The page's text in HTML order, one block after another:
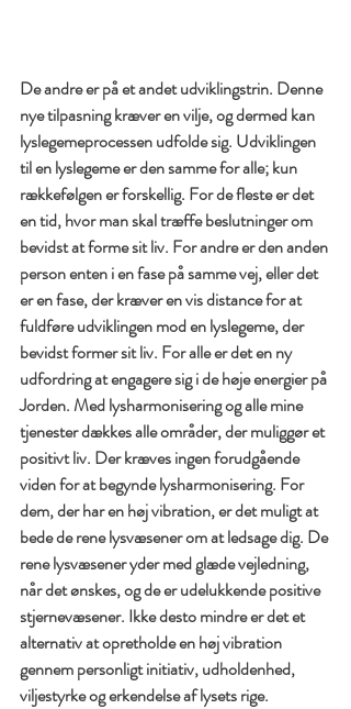
De andre er på et andet udviklingstrin. Denne
nye tilpasning kræver en vilje, og dermed kan
lyslegemeprocessen udfolde sig. Udviklingen
til en lyslegeme er den samme for alle; kun
rækkefølgen er forskellig. For de fleste er det
en tid, hvor man skal træffe beslutninger om
bevidst at forme sit liv. For andre er den anden
person enten i en fase på samme vej, eller det
er en fase, der kræver en vis distance for at
fuldføre udviklingen mod en lyslegeme, der
bevidst former sit liv. For alle er det en ny
udfordring at engagere sig i de høje energier på
Jorden. Med lysharmonisering og alle mine
tjenester dækkes alle områder, der muliggør et
positivt liv. Der kræves ingen forudgående
viden for at begynde lysharmonisering. For
dem, der har en høj vibration, er det muligt at
bede de rene lysvæsener om at ledsage dig. De
rene lysvæsener yder med glæde vejledning,
når det ønskes, og de er udelukkende positive
stjernevæsener. Ikke desto mindre er det et
alternativ at opretholde en høj vibration
gennem personligt initiativ, udholdenhed,
viljestyrke og erkendelse af lysets rige.